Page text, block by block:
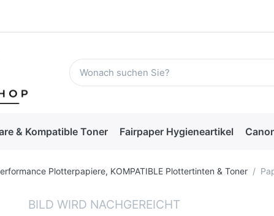
& Kompatible Toner Fairpaper Hygieneartikel
Plotterpapiere, KOMPATIBLE Plottertinten & Toner